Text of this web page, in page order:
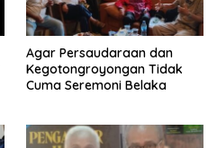
Agar Persaudaraan dan
Kegotongroyongan Tidak
Cuma Seremoni Belaka